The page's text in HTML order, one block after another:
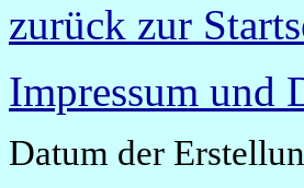
zurück zur
Impressum und
Datum der